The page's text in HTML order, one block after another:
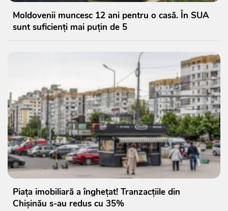
Moldovenii muncesc 12 ani pentru o casă. În SUA
sunt suficienți mai puțin de 5
Piața imobiliară a înghețat! Tranzacțiile din
Chișinău s-au redus cu 35%